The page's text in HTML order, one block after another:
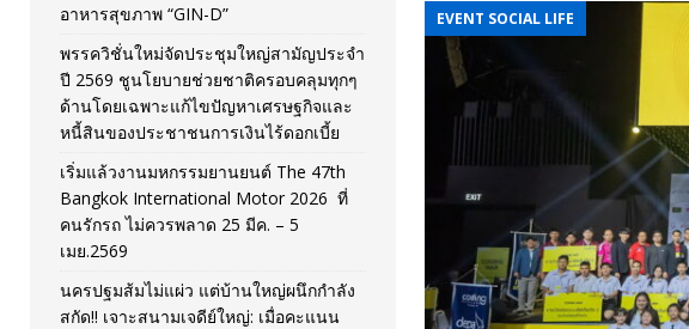
วันที่สายอนุรักษ์นิยมเลิกรบกันเอง
PR NEWS
[ November 26, 2025 ] i-Motor เปิดตัว BREEZE ปักธงผู้นำ EV สองล้อที่เข้าใจผู้ใ
[ April 30, 2026 ] จุฬาฯ เปิดตัวโครงการ ต้นแบบนวัตกรรมอาหารสุขภาพ “GIN-D”
EVENT SOCIAL LIFE
อาหารสุขภาพ “GIN-D”
พรรควิชั่นใหม่จัดประชุมใหญ่สามัญประจำ
ปี 2569 ชูนโยบายช่วยชาติครอบคลุมทุกๆ
ด้านโดยเฉพาะแก้ไขปัญหาเศรษฐกิจและ
หนี้สินของประชาชนการเงินไร้ดอกเบี้ย
เริ่มแล้วงานมหกรรมยานยนต์ The 47th
Bangkok International Motor 2026 ที่
คนรักรถ ไม่ควรพลาด 25 มีค. – 5
เมย.2569
นครปฐมส้มไม่แผ่ว แต่บ้านใหญ่ผนึกกำลัง
สกัด!! เจาะสนามเจดีย์ใหญ่: เมื่อคะแนน